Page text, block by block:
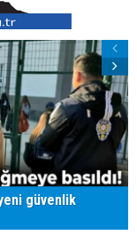
güvenlik